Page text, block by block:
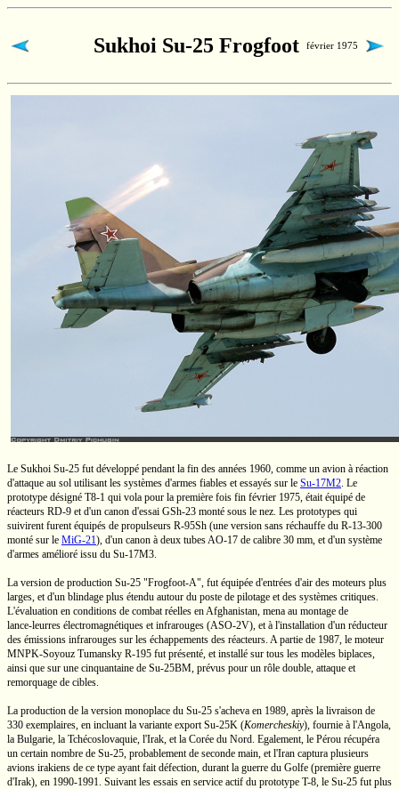
Sukhoi Su-25 Frogfoot février 1975
Le Sukhoi Su-25 fut développé pendant la fin des années 1960, comme un avion à réaction
d'attaque au sol utilisant les systèmes d'armes fiables et essayés sur le Su-17M2. Le
prototype désigné T8-1 qui vola pour la première fois fin février 1975, était équipé de
réacteurs RD-9 et d'un canon d'essai GSh-23 monté sous le nez. Les prototypes qui
suivirent furent équipés de propulseurs R-95Sh (une version sans réchauffe du R-13-300
monté sur le MiG-21), d'un canon à deux tubesAO-17 de calibre 30 mm, et d'un système
d'armes amélioré issu du Su-17M3.
La version de production Su-25 "Frogfoot-A", fut équipée d'entrées d'air des moteurs plus
larges, et d'un blindage plus étendu autour du poste de pilotage et des systèmes critiques.
L'évaluation en conditions de combat réelles en Afghanistan, mena au montage de
lance-leurres électromagnétiques et infrarouges (ASO-2V), et à l'installation d'un réducteur
des émissions infrarouges sur les échappements des réacteurs. A partie de 1987, le moteur
MNPK-Soyouz Tumansky R-195 fut présenté, et installé sur tous les modèles biplaces,
ainsi que sur une cinquantaine de Su-25BM, prévus pour un rôle double, attaque et
remorquage de cibles.
La production de la version monoplace du Su-25 s'acheva en 1989, après la livraison de
330 exemplaires, en incluant la variante exportSu-25K (Komercheskiy), fournie à l'Angola,
la Bulgarie, la Tchécoslovaquie, l'Irak, et la Corée du Nord. Egalement, le Pérou récupéra
un certain nombre de Su-25, probablement de seconde main, et l'Iran captura plusieurs
avions irakiens de ce type ayant fait défection, durant la guerre du Golfe (première guerre
d'Irak), en 1990-1991. Suivant les essais en service actif du prototype T-8, le Su-25 fut plus